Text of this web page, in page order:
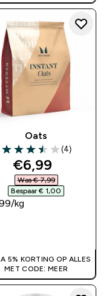
Oats
3.5 out of 5 stars
(4)
discounted
€6,99‎
Was € 7,99‎
Bespaar € 1,00‎
kg
5% KORTING OP ALLES
MET CODE: MEER